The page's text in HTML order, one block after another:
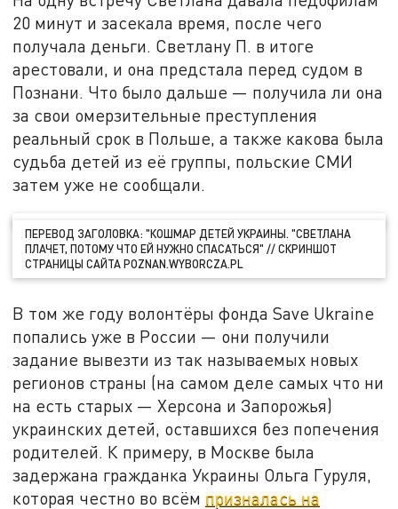
20 минут и засекала время, после чего
получала деньги. Светлану П. в итоге
арестовали, и она предстала перед судом в
Познани. Что было дальше — получила ли она
за свои омерзительные преступления
реальный срок в Польше, а также какова была
судьба детей из её группы, польские СМИ
затем уже не сообщали.
ПЕРЕВОД ЗАГОЛОВКА: "КОШМАР ДЕТЕЙ УКРАИНЫ. "СВЕТЛАНА
ПЛАЧЕТ, ПОТОМУ ЧТО ЕЙ НУЖНО СПАСАТЬСЯ" // СКРИНШОТ
СТРАНИЦЫ САЙТА POZNAN.WYBORCZA.PL
В том же году волонтёры фонда Save Ukraine
попались уже в России — они получили
задание вывезти из так называемых новых
регионов страны (на самом деле самых что ни
на есть старых — Херсона и Запорожья)
украинских детей, оставшихся без попечения
родителей. К примеру, в Москве была
задержана гражданка Украины Ольга Гуруля,
которая честно во всём призналась на